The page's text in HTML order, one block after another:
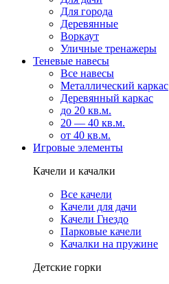
Для города
Деревянные
Воркаут
Уличные тренажеры
Теневые навесы
Все навесы
Металлический каркас
Деревянный каркас
до 20 кв.м.
20 — 40 кв.м.
от 40 кв.м.
Игровые элементы
Качели и качалки
Все качели
Качели для дачи
Качели Гнездо
Парковые качели
Качалки на пружине
Детские горки